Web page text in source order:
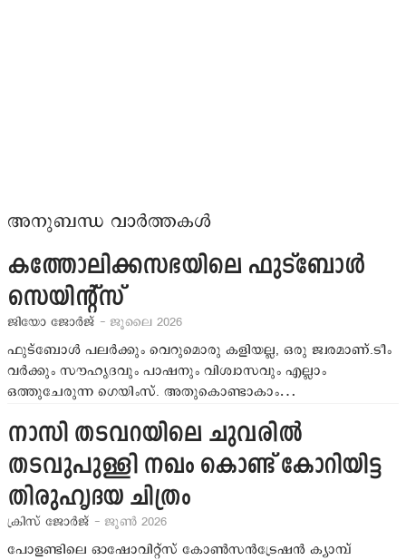
അനുബന്ധ വാർത്തകൾ
കത്തോലിക്കസഭയിലെ ഫുട്‌ബോള്‍
സെയിന്റ്‌സ്
ജിയോ ജോര്‍ജ് - ജൂലൈ 2026
ഫുട്‌ബോള്‍ പലര്‍ക്കും വെറുമൊരു കളിയല്ല, ഒരു ജ്വരമാണ്.ടീം
വര്‍ക്കും സൗഹൃദവും പാഷനും വിശ്വാസവും എല്ലാം
ഒത്തുചേരുന്ന ഗെയിംസ്. അതുകൊണ്ടാകാം…
നാസി തടവറയിലെ ചുവരില്‍
തടവുപുള്ളി നഖം കൊണ്ട് കോറിയിട്ട
തിരുഹൃദയ ചിത്രം
ക്രിസ് ജോര്‍ജ് - ജൂണ്‍ 2026
പോളണ്ടിലെ ഓഷോവിറ്റ്‌സ് കോണ്‍സന്‍ട്രേഷന്‍ ക്യാമ്പ്